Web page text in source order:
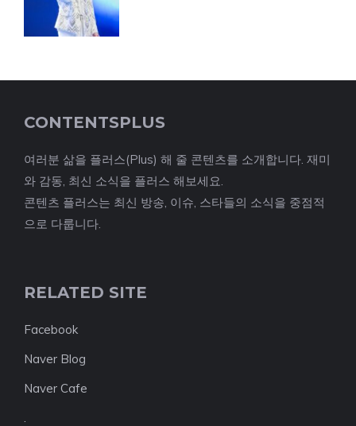
CONTENTSPLUS
여러분 삶을 플러스(Plus) 해 줄 콘텐츠를 소개합니다. 재미
와 감동, 최신 소식을 플러스 해보세요.
콘텐츠 플러스는 최신 방송, 이슈, 스타들의 소식을 중점적
으로 다룹니다.
RELATED SITE
Facebook
Naver Blog
Naver Cafe
.